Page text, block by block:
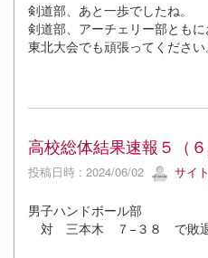
剣道部、あと一歩でしたね。
剣道部、アーチェリー部ともに
東北大会でも頑張ってください
高校総体結果速報５（６
投稿日時 : 2024/06/02 サイ
男子ハンドボール部
対 三本木 ７−３８ で敗